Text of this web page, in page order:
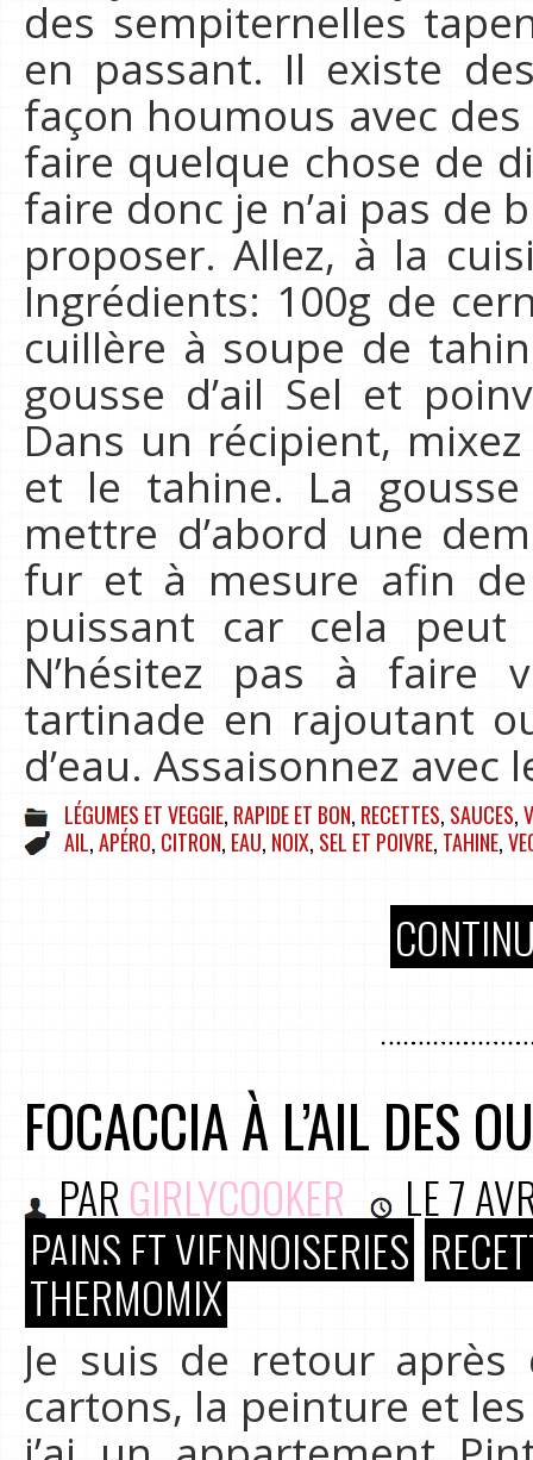
des sempiternelles
en passant. Il existe
façon houmous avec
faire quelque chose de
faire donc je n’ai pas de
proposer. Allez, à la
Ingrédients: 100g de
cuillère à soupe de
gousse d’ail Sel et
Dans un récipient,
et le tahine. La
mettre d’abord une
fur et à mesure afin de
puissant car cela peut
N’hésitez pas à faire
tartinade en rajoutant
d’eau. Assaisonnez avec
LÉGUMES ET VEGGIE, RAPIDE ET BON, RECETTES, SAUCES,
AIL,APÉRO, CITRON, EAU, NOIX, SEL ET POIVRE, TAHINE,
FOCACCIA À L’AIL DES
PAR GIRLYCOOKER LE7
PAINS ET VIENNOISERIES
THERMOMIX
Je suis de retour
cartons, la peinture et